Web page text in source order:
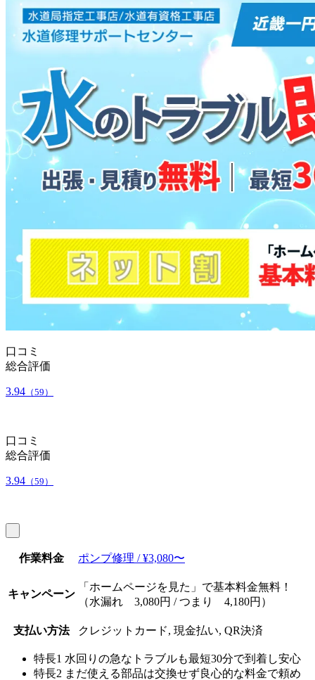
口コミ
総合評価
3.94 （59）
口コミ
総合評価
3.94 （59）
作業料金 ポンプ修理 / ¥3,080〜
キャンペーン
「ホームページを見た」で基本料金無料！
（水漏れ 3,080円 / つまり 4,180円）
支払い方法 クレジットカード, 現金払い, QR決済
特長1 水回りの急なトラブルも最短30分で到着し安心
特長2 まだ使える部品は交換せず良心的な料金で頼め